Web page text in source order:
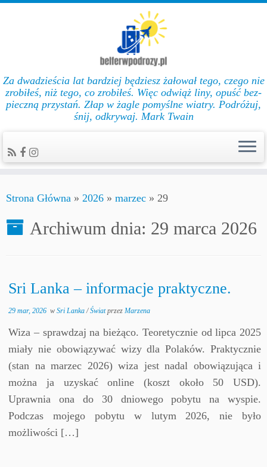
Za dwadzieścia lat bar­dziej będziesz żałował te­go, cze­go nie
zro­biłeś, niż te­go, co zro­biłeś. Więc od­wiąż li­ny, opuść bez­
pie­czną przys­tań. Złap w żag­le po­myślne wiat­ry. Podróżuj,
śnij, odkrywaj. Mark Twain
Strona Główna » 2026 » marzec » 29
Archiwum dnia: 29 marca 2026
Sri Lanka – informacje praktyczne.
29 mar, 2026 wSri Lanka/ŚwiatprzezMarzena
Wiza – sprawdzaj na bieżąco. Teoretycznie od lipca 2025
miały nie obowiązywać wizy dla Polaków. Praktycznie
(stan na marzec 2026) wiza jest nadal obowiązująca i
można ja uzyskać online (koszt około 50 USD).
Uprawnia ona do 30 dniowego pobytu na wyspie.
Podczas mojego pobytu w lutym 2026, nie było
możliwości […]